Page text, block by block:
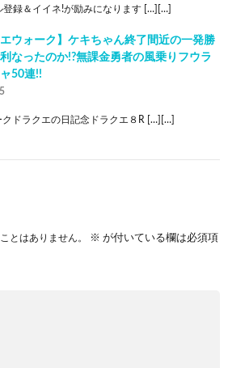
登録＆イイネ!が励みになります […][…]
エウォーク】ケキちゃん終了間近の一発勝
なったのか!?無課金勇者の風乗りフウラ
50連!!
クドラクエの日記念ドラクエ８R […][…]
とはありません。 ※ が付いている欄は必須項